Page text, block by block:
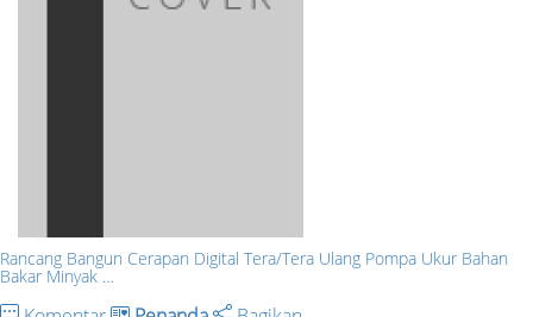
Rancang Bangun Cerapan Digital Tera/Tera Ulang Pompa Ukur Bahan
Bakar Minyak …